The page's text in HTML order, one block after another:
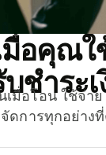
มื่อคุณใ
ชำระ
มื่อโอน ใช้จ่าย
ดการทุกอย่าง